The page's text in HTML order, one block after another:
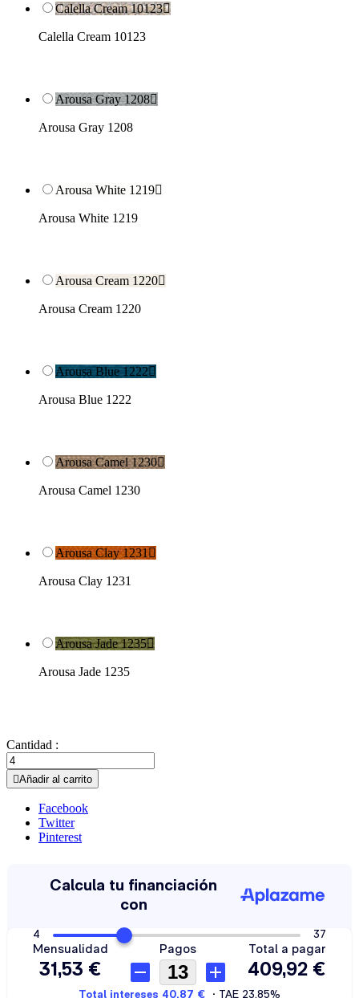
Calella Cream 10123
Calella Cream 10123
Arousa Gray 1208
Arousa Gray 1208
Arousa White 1219
Arousa White 1219
Arousa Cream 1220
Arousa Cream 1220
Arousa Blue 1222
Arousa Blue 1222
Arousa Camel 1230
Arousa Camel 1230
Arousa Clay 1231
Arousa Clay 1231
Arousa Jade 1235
Arousa Jade 1235
Cantidad :
Añadir al carrito
Facebook
Twitter
Pinterest